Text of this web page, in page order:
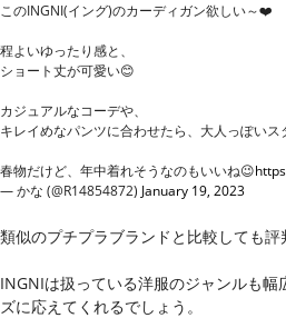
このINGNI(イング)のカーディガン欲しい～❤️
程よいゆったり感と、
ショート丈が可愛い😊
カジュアルなコーデや、
キレイめなパンツに合わせたら、大人っぽいス
春物だけど、年中着れそうなのもいいね😉
— かな (@R14854872) January 19, 2023
類似のプチプラブランドと比較しても
INGNIは扱っている洋服のジャンルも幅
ズに応えてくれるでしょう。